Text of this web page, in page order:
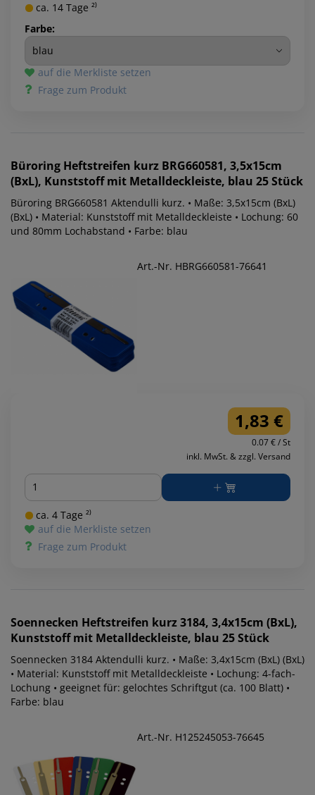
ca. 14 Tage ²⁾
Farbe:
auf die Merkliste setzen
Frage zum Produkt
Büroring Heftstreifen kurz BRG660581, 3,5x15cm
(BxL), Kunststoff mit Metalldeckleiste, blau 25 Stück
Büroring BRG660581 Aktendulli kurz. • Maße: 3,5x15cm (BxL)
(BxL) • Material: Kunststoff mit Metalldeckleiste • Lochung: 60
und 80mm Lochabstand • Farbe: blau
Art.-Nr. HBRG660581-76641
1,83 €
0.07 € / St
inkl. MwSt. & zzgl. Versand
Menge
ca. 4 Tage ²⁾
auf die Merkliste setzen
Frage zum Produkt
Soennecken Heftstreifen kurz 3184, 3,4x15cm (BxL),
Kunststoff mit Metalldeckleiste, blau 25 Stück
Soennecken 3184 Aktendulli kurz. • Maße: 3,4x15cm (BxL) (BxL)
• Material: Kunststoff mit Metalldeckleiste • Lochung: 4-fach-
Lochung • geeignet für: gelochtes Schriftgut (ca. 100 Blatt) •
Farbe: blau
Art.-Nr. H125245053-76645